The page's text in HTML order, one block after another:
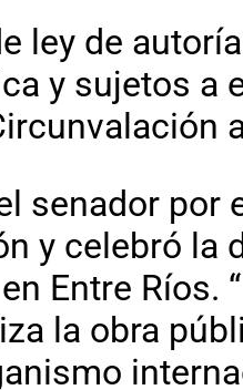
ley de
y sujetos a
senador por
y celebró la
Entre
la obra